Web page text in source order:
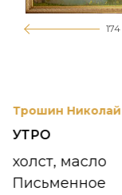
174
Трошин
УТРО
холст, масло
Письменное